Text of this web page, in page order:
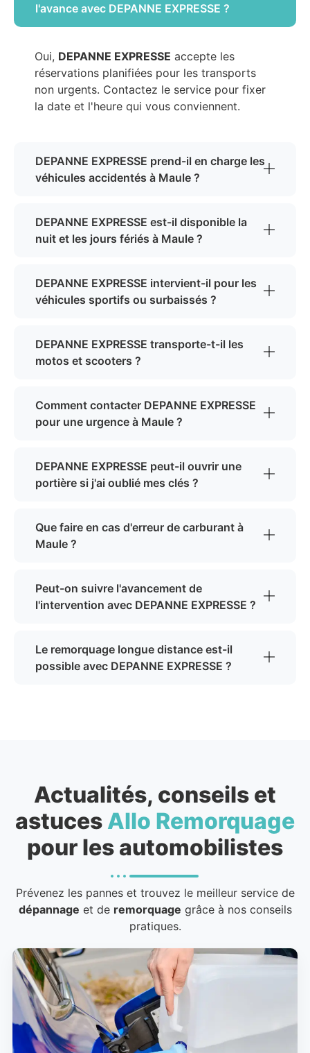
l'avance avec DEPANNE EXPRESSE ?
Oui, DEPANNE EXPRESSE accepte les
réservations planifiées pour les transports
non urgents. Contactez le service pour fixer
la date et l'heure qui vous conviennent.
DEPANNE EXPRESSE prend-il en charge les
véhicules accidentés à Maule ?
DEPANNE EXPRESSE est-il disponible la
nuit et les jours fériés à Maule ?
DEPANNE EXPRESSE intervient-il pour les
véhicules sportifs ou surbaissés ?
DEPANNE EXPRESSE transporte-t-il les
motos et scooters ?
Comment contacter DEPANNE EXPRESSE
pour une urgence à Maule ?
DEPANNE EXPRESSE peut-il ouvrir une
portière si j'ai oublié mes clés ?
Que faire en cas d'erreur de carburant à
Maule ?
Peut-on suivre l'avancement de
l'intervention avec DEPANNE EXPRESSE ?
Le remorquage longue distance est-il
possible avec DEPANNE EXPRESSE ?
Actualités, conseils et
astuces Allo Remorquage
pour les automobilistes
Prévenez les pannes et trouvez le meilleur service de
dépannage et de remorquage grâce à nos conseils
pratiques.